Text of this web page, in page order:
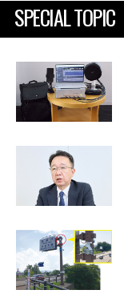
SPECIAL TOPIC